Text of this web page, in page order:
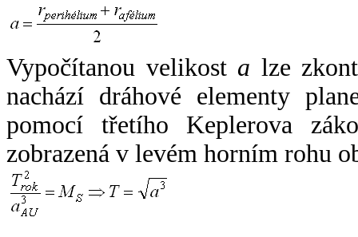
Vypočítanou velikost a lze
nachází dráhové elementy
pomocí třetího Keplerova
zobrazená v levém horním rohu